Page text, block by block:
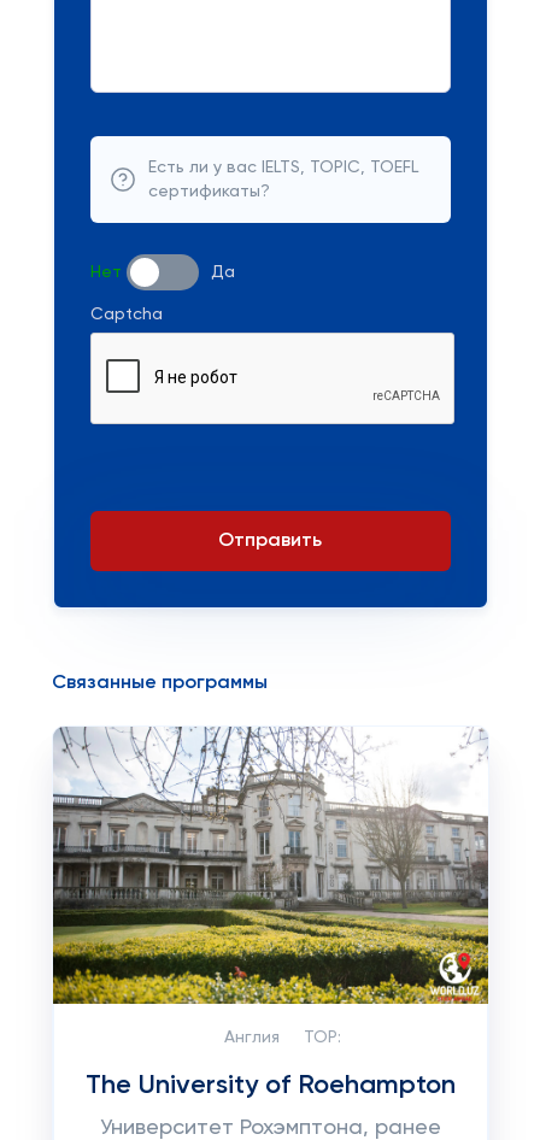
Есть ли у вас IELTS, TOPIC, TOEFL
сертификаты?
Нет Да
Captcha
Отправить
Связанные программы
Англия TOP:
The University of Roehampton
Университет Рохэмптона, ранее